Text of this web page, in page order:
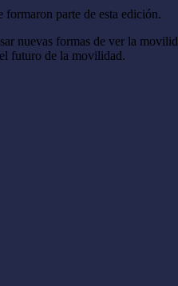
parte de esta edición.
nuevas formas de ver la
futuro de la movilidad.